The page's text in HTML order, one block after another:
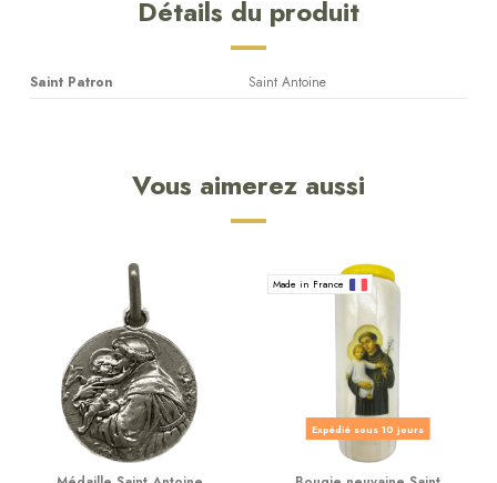
Détails du produit
Saint Patron Saint Antoine
Vous aimerez aussi
Made in France
Expédié sous 10 jours